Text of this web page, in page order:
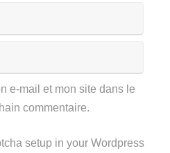
e-mail et mon site dans le
commentaire.
setup in your Wordpress